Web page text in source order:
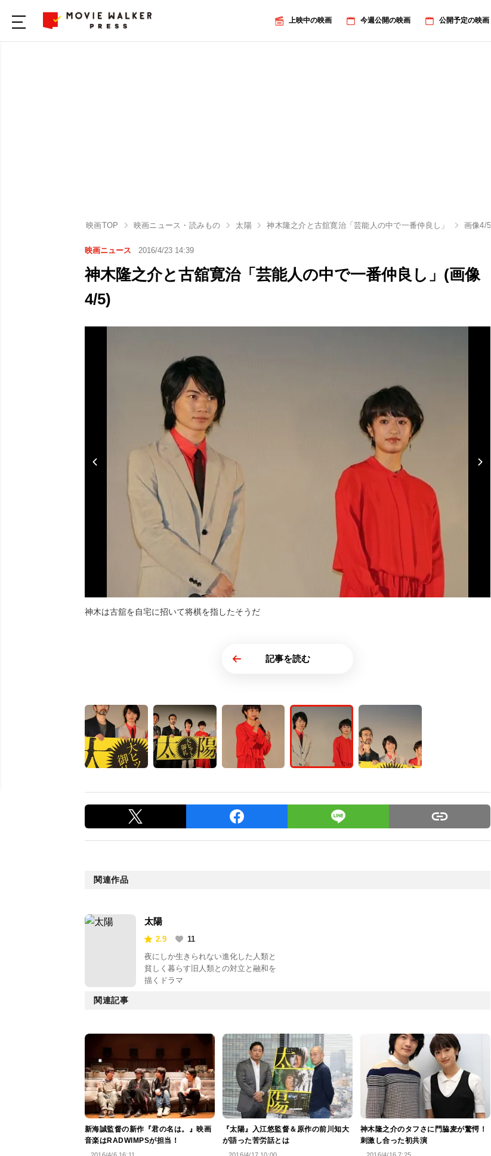
上映中の映画 今週公開の映画 公開予定の映画
映画TOP 映画ニュース・読みもの 太陽 神木隆之介と古舘寛治「芸能人の中で一番仲良し」 画像4/5
映画ニュース 2016/4/23 14:39
神木隆之介と古舘寛治「芸能人の中で一番仲良し」(画像
4/5)
神木は古舘を自宅に招いて将棋を指したそうだ
記事を読む
関連作品
太陽
2.9
11
夜にしか生きられない進化した人類と
貧しく暮らす旧人類との対立と融和を
描くドラマ
関連記事
新海誠監督の新作『君の名は。』映画
音楽はRADWIMPSが担当！
『太陽』入江悠監督＆原作の前川知大
が語った苦労話とは
神木隆之介のタフさに門脇麦が驚愕！
刺激し合った初共演